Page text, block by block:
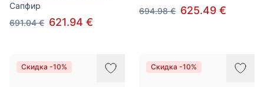
Сапфир
691.04 € 621.94 €
694.98 € 625.49 €
Скидка -10% Скидка -10%